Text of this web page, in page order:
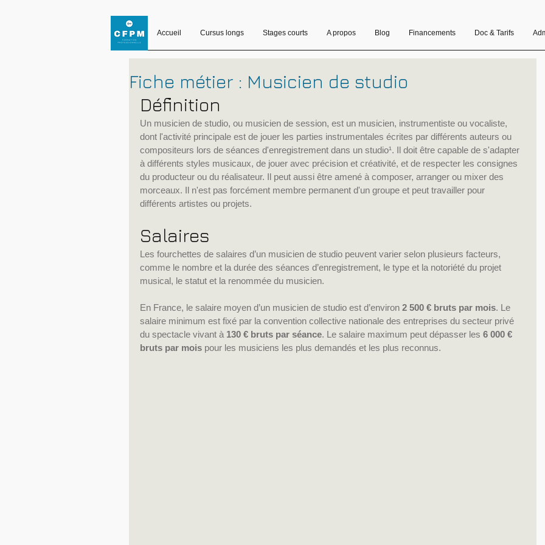
Accueil Cursus longs Stages courts A propos Blog Financements Doc & Tarifs
Fiche métier : Musicien de studio
Définition
Un musicien de studio, ou musicien de session, est un musicien, instrumentiste ou vocaliste,
dont l'activité principale est de jouer les parties instrumentales écrites par différents auteurs ou
compositeurs lors de séances d'enregistrement dans un studio¹. Il doit être capable de s'adapter
à différents styles musicaux, de jouer avec précision et créativité, et de respecter les consignes
du producteur ou du réalisateur. Il peut aussi être amené à composer, arranger ou mixer des
morceaux. Il n'est pas forcément membre permanent d'un groupe et peut travailler pour
différents artistes ou projets.
Salaires
Les fourchettes de salaires d’un musicien de studio peuvent varier selon plusieurs facteurs,
comme le nombre et la durée des séances d’enregistrement, le type et la notoriété du projet
musical, le statut et la renommée du musicien.
En France, le salaire moyen d’un musicien de studio est d’environ 2 500 € bruts par mois. Le
salaire minimum est fixé par la convention collective nationale des entreprises du secteur privé
du spectacle vivant à 130 € bruts par séance. Le salaire maximum peut dépasser les 6 000 €
bruts par mois pour les musiciens les plus demandés et les plus reconnus.